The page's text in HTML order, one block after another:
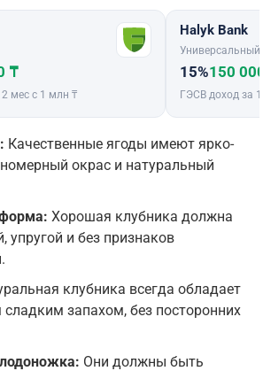
₸
мес с 1 млн ₸
Halyk Bank
Универсальный
15%
ГЭСВ
150
доход за
Качественные ягоды имеют ярко-
окрас и натуральный
Хорошая клубника должна
упругой и без признаков
клубника всегда обладает
запахом, без посторонних
Они должны быть